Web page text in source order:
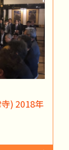
) 2018年